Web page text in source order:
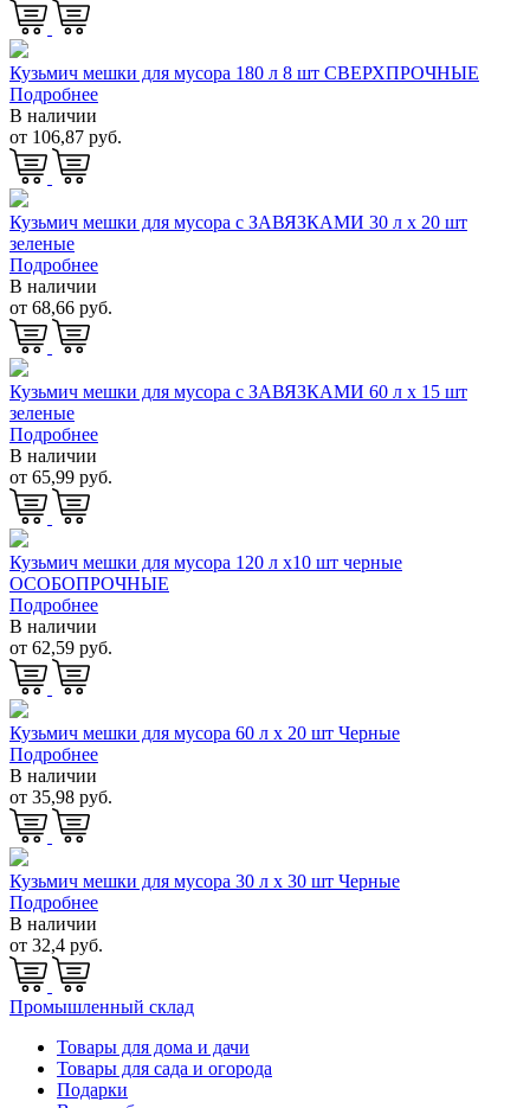
Кузьмич мешки для мусора 180 л 8 шт СВЕРХПРОЧНЫЕ
Подробнее
В наличии
от 106,87 руб.
Кузьмич мешки для мусора с ЗАВЯЗКАМИ 30 л х 20 шт
зеленые
Подробнее
В наличии
от 68,66 руб.
Кузьмич мешки для мусора с ЗАВЯЗКАМИ 60 л х 15 шт
зеленые
Подробнее
В наличии
от 65,99 руб.
Кузьмич мешки для мусора 120 л х10 шт черные
ОСОБОПРОЧНЫЕ
Подробнее
В наличии
от 62,59 руб.
Кузьмич мешки для мусора 60 л х 20 шт Черные
Подробнее
В наличии
от 35,98 руб.
Кузьмич мешки для мусора 30 л х 30 шт Черные
Подробнее
В наличии
от 32,4 руб.
Промышленный склад
Товары для дома и дачи
Товары для сада и огорода
Подарки